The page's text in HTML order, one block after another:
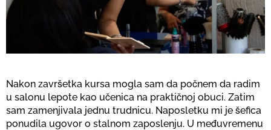
Nakon završetka kursa mogla sam da počnem da radim
u salonu lepote kao učenica na praktičnoj obuci. Zatim
sam zamenjivala jednu trudnicu. Naposletku mi je šefica
ponudila ugovor o stalnom zaposlenju. U međuvremenu